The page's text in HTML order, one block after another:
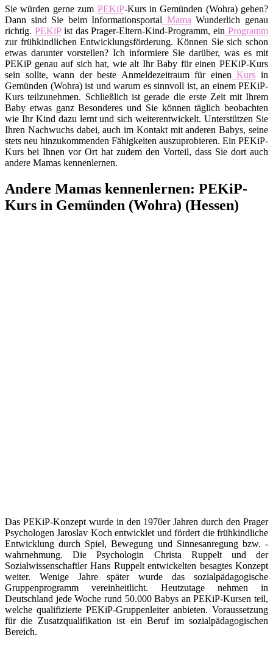
Sie würden gerne zum PEKiP-Kurs in Gemünden (Wohra) gehen?
Dann sind Sie beim Informationsportal Mama Wunderlich genau
richtig. PEKiPist das Prager-Eltern-Kind-Programm, ein Programm
zur frühkindlichen Entwicklungsförderung. Können Sie sich schon
etwas darunter vorstellen? Ich informiere Sie darüber, was es mit
PEKiP genau auf sich hat, wie alt Ihr Baby für einen PEKiP-Kurs
sein sollte, wann der beste Anmeldezeitraum für einen Kurs in
Gemünden (Wohra) ist und warum es sinnvoll ist, an einem PEKiP-
Kurs teilzunehmen. Schließlich ist gerade die erste Zeit mit Ihrem
Baby etwas ganz Besonderes und Sie können täglich beobachten
wie Ihr Kind dazu lernt und sich weiterentwickelt. Unterstützen Sie
Ihren Nachwuchs dabei, auch im Kontakt mit anderen Babys, seine
stets neu hinzukommenden Fähigkeiten auszuprobieren. Ein PEKiP-
Kurs bei Ihnen vor Ort hat zudem den Vorteil, dass Sie dort auch
andere Mamas kennenlernen.
Andere Mamas kennenlernen: PEKiP-
Kurs in Gemünden (Wohra) (Hessen)
Das PEKiP-Konzept wurde in den 1970er Jahren durch den Prager
Psychologen Jaroslav Koch entwicklet und fördert die frühkindliche
Entwicklung durch Spiel, Bewegung und Sinnesanregung bzw. -
wahrnehmung. Die Psychologin Christa Ruppelt und der
Sozialwissenschaftler Hans Ruppelt entwickelten besagtes Konzept
weiter. Wenige Jahre später wurde das sozialpädagogische
Gruppenprogramm vereinheitlicht. Heutzutage nehmen in
Deutschland jede Woche rund 50.000 Babys an PEKiP-Kursen teil,
welche qualifizierte PEKiP-Gruppenleiter anbieten. Voraussetzung
für die Zusatzqualifikation ist ein Beruf im sozialpädagogischen
Bereich.